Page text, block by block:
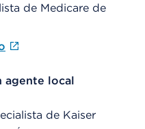
de Medicare de
agente local
de Kaiser